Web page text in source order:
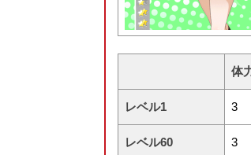
体
レベル1 3
レベル60 3